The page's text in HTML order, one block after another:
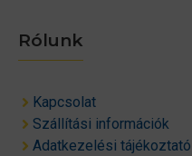
Rólunk
Kapcsolat
Szállítási információk
Adatkezelési tájékoztató